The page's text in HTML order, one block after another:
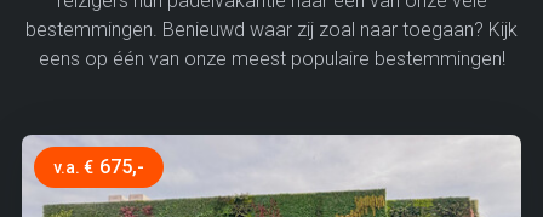
bestemmingen. Benieuwd waar zij zoal naar toegaan? Kijk
eens op één van onze meest populaire bestemmingen!
v.a. € 675,-